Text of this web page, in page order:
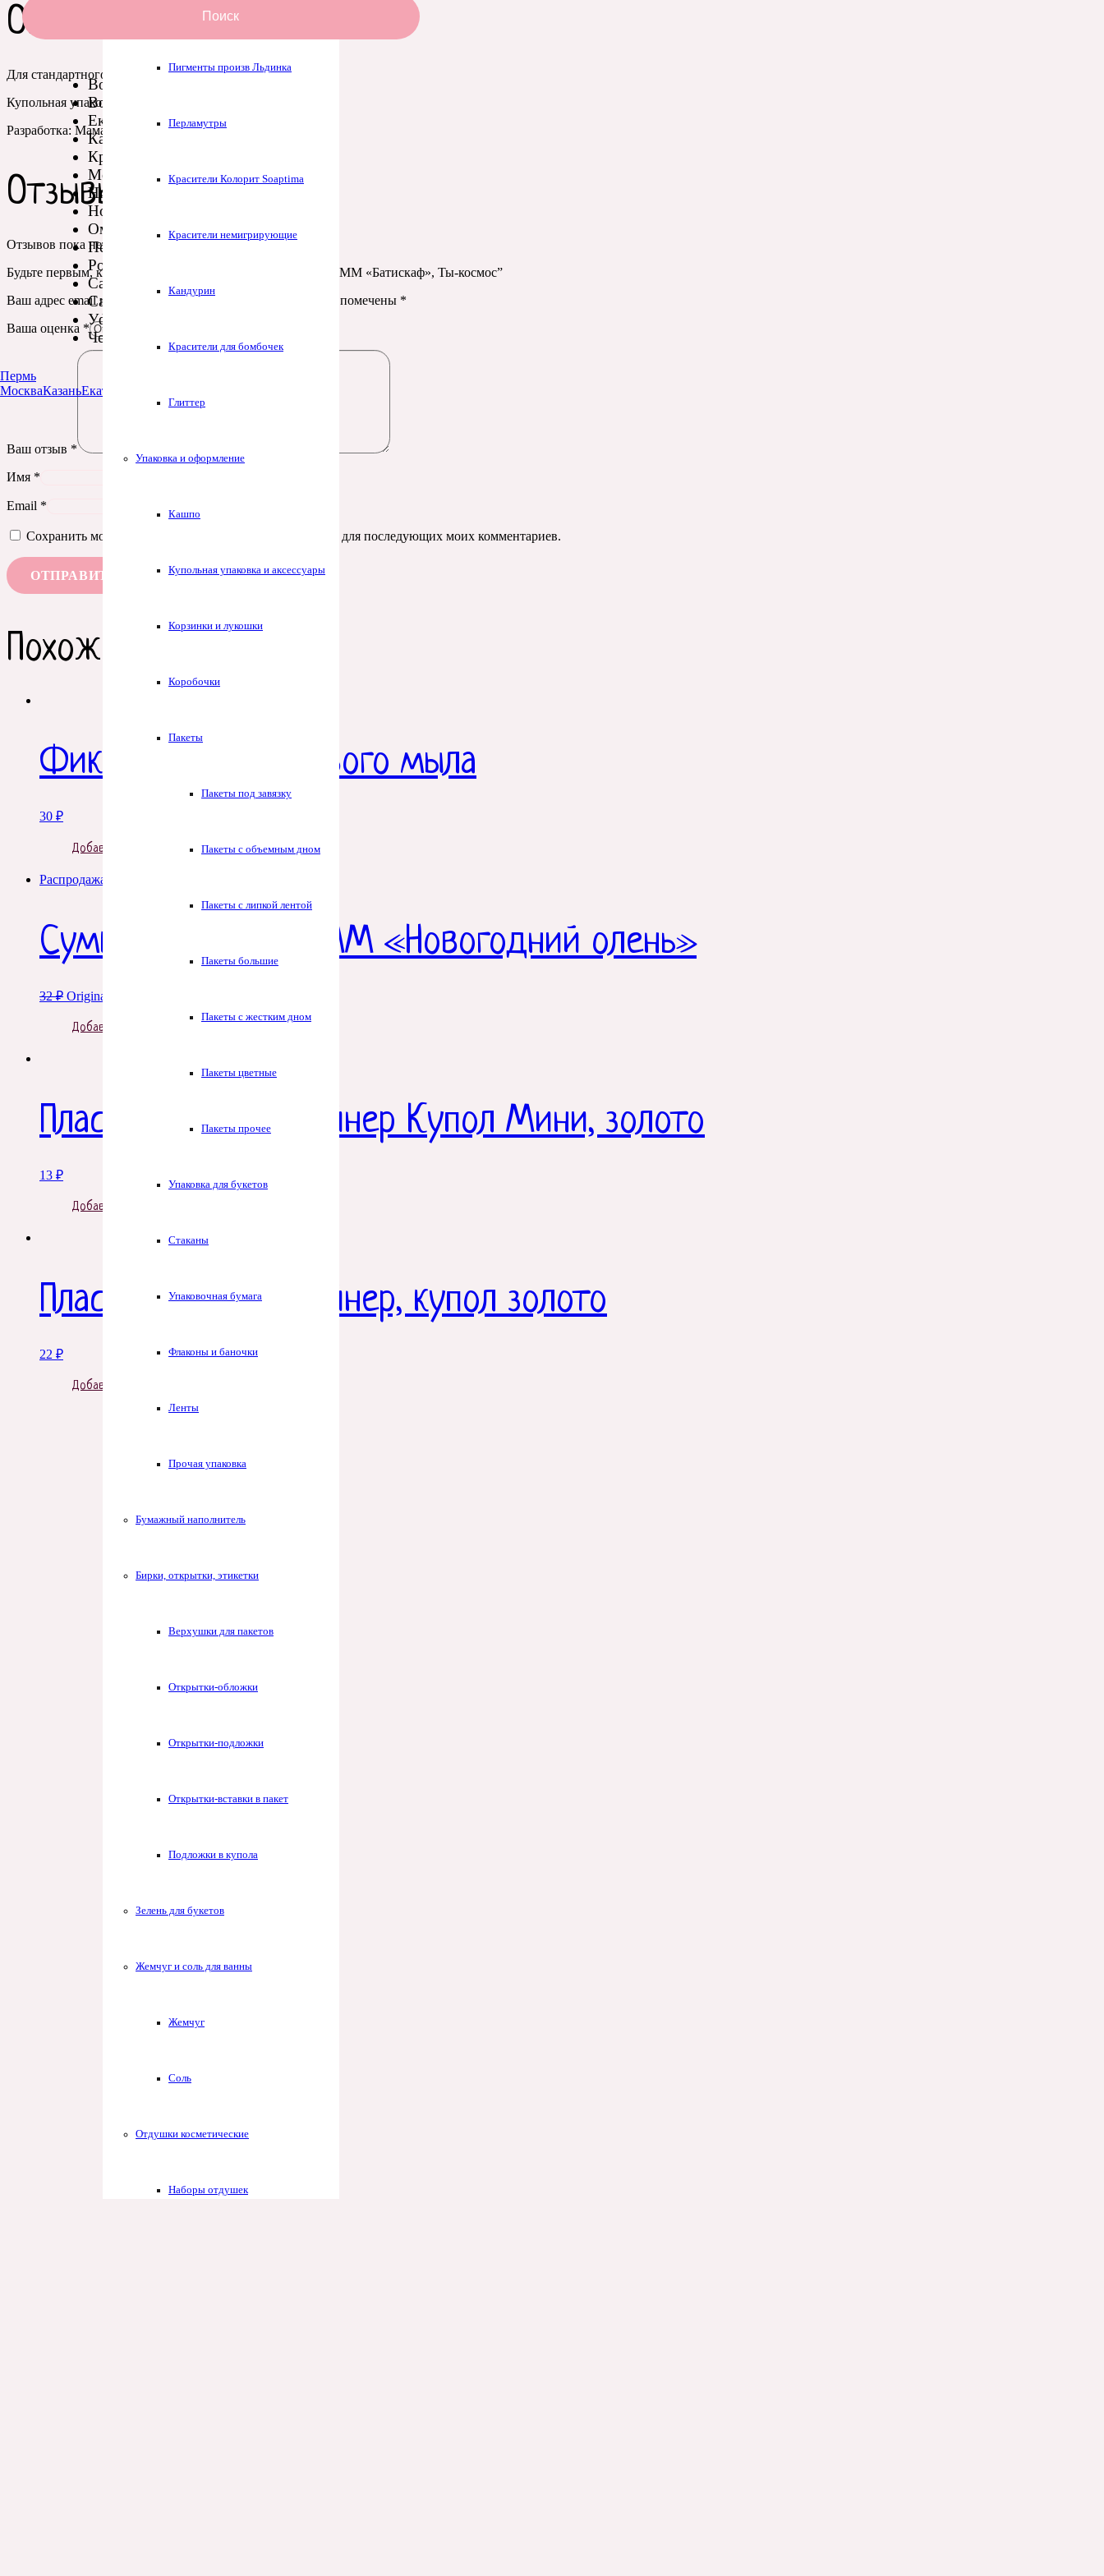
Пасты Турция
Пигменты произв Льдинка
Перламутры
Красители Колорит Soaptima
Красители немигрирующие
Кандурин
Красители для бомбочек
Глиттер
Упаковка и оформление
Кашпо
Купольная упаковка и аксессуары
Корзинки и лукошки
Коробочки
Пакеты
Пакеты под завязку
Пакеты с объемным дном
Пакеты с липкой лентой
Пакеты большие
Пакеты с жестким дном
Пакеты цветные
Пакеты прочее
Упаковка для букетов
Стаканы
Упаковочная бумага
Флаконы и баночки
Ленты
Прочая упаковка
Бумажный наполнитель
Бирки, открытки, этикетки
Верхушки для пакетов
Открытки-обложки
Открытки-подложки
Открытки-вставки в пакет
Подложки в купола
Зелень для букетов
Жемчуг и соль для ванны
Жемчуг
Соль
Отдушки косметические
Наборы отдушек
Поиск
Волгоград
Воронеж
Екатеринбург
Казань
Красноярск
Москва
Нижний Новгород
Новосибирск
Омск
Пермь
Ростов-на-Дону
Самара
Санкт-Петербург
Уфа
Челябинск
Пермь
МоскваКазаньЕкатеринбург
Описание
Для стандартного купола
Купольная упаковка продается отдельно
Разработка: Мама Мыла
Отзывы
Отзывов пока нет.
Будьте первым, кто оставил отзыв на “Коробка для купола ММ «Батискаф», Ты-космос”
Ваш адрес email не будет опубликован.
Обязательные поля помечены *
Ваша оценка *
Ваш отзыв *
Имя *
Email *
Сохранить моё имя, email и адрес сайта в этом браузере для последующих моих комментариев.
Похожие товары
Фиксатор для готового мыла
30 ₽
Добавить в корзину
Распродажа!
Сумка для купола ММ «Новогодний олень»
32₽ Original price was: 32 ₽.
Добавить в корзину
Пластиковый контейнер Купол Мини, золото
13 ₽
Добавить в корзину
Пластиковый контейнер, купол золото
22 ₽
Добавить в корзину